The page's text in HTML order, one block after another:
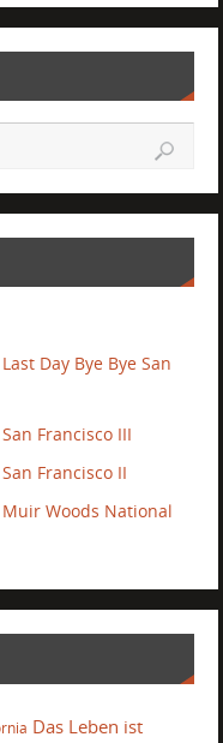
Day Bye Bye San
Francisco III
Francisco II
Muir Woods National
Das Leben ist